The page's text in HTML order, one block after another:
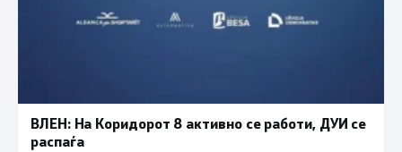
ВЛЕН: На Коридорот 8 активно се работи, ДУИ се
распаѓа